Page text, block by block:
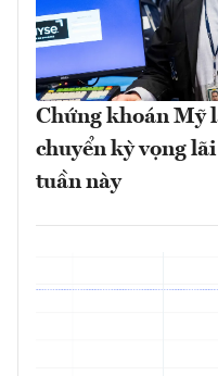
Chứng khoán Mỹ
chuyển kỳ vọng
tuần này